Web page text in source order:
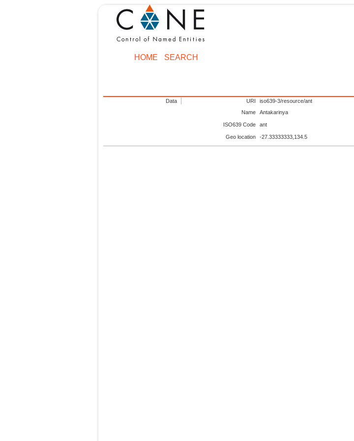
HOME SEARCH
Data URI
iso639-3/resource/ant
Name
Antakarinya
ISO639 Code ant
Geo location -27.33333333,134.5